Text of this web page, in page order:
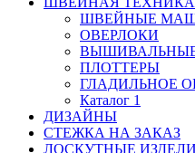
ШВЕЙНЫЕ
ОВЕРЛОКИ
ПЛОТТЕРЫ
ГЛАДИЛЬНОЕ
Каталог 1
ДИЗАЙНЫ
СТЕЖКА НА ЗАКАЗ
ЛОСКУТНЫЕ